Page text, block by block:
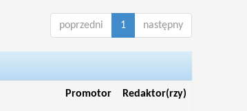
poprzedni 1 następny
Promotor Redaktor(rzy)